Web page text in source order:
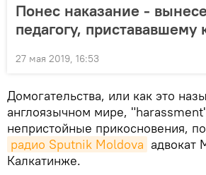
Понес наказание -
педагогу, пристававшему
27 мая 2019, 16:53
Домогательства, или как это
англоязычном мире,
непристойные прикосновения,
радио Sputnik Moldova адвокат
Калкатинже.